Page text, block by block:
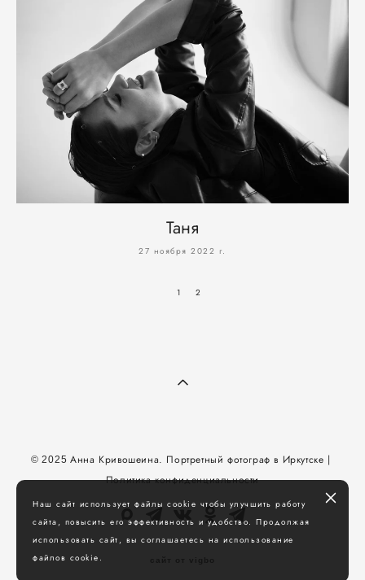
Таня
27 ноября 2022 г.
1 2
© 2025Анна Кривошеина. Портретный фотограф в Иркутске |
Политика конфиденциальности
Наш сайт использует файлы cookie чтобы улучшить работу
сайта, повысить его эффективность и удобство. Продолжая
использовать сайт, вы соглашаетесь на использование
файлов cookie.